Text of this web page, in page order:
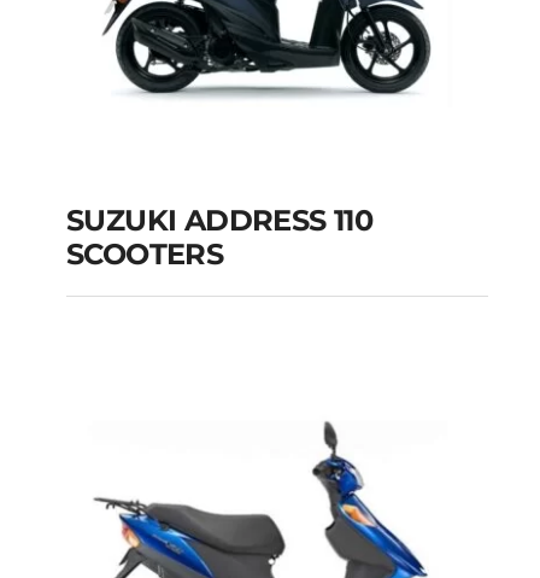
SUZUKI ADDRESS 110
SCOOTERS